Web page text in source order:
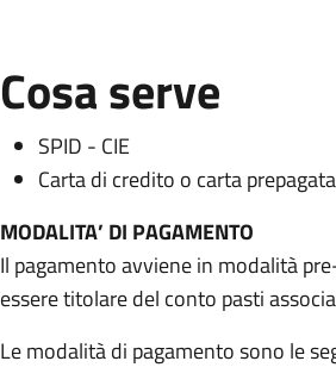
Cosa serve
SPID - CIE
Carta di credito o carta
MODALITA’ DI PAGAMENTO
Il pagamento avviene in modalità
essere titolare del conto pasti
Le modalità di pagamento sono le